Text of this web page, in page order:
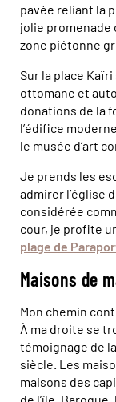
pavée reliant la
jolie
zone piétonne
Sur la place
ottomane et
donations de la
l’édifice
le musée d’art
Je prends les
admirer l’église
considérée
cour, je profite
plage de
Maisons de
Mon chemin
À ma droite se
témoignage de
siècle. Les
maisons des